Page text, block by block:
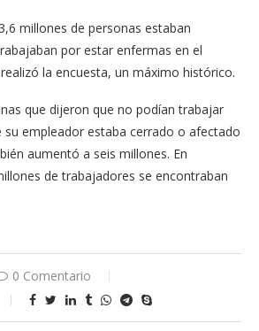
millones de personas estaban
por estar enfermas en el
la encuesta, un máximo histórico.
que dijeron que no podían trabajar
su empleador estaba cerrado o afectado
aumentó a seis millones. En
de trabajadores se encontraban
0 Comentario